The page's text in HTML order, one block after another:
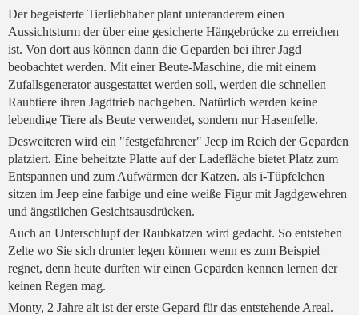
Der begeisterte Tierliebhaber plant unteranderem einen
Aussichtsturm der über eine gesicherte Hängebrücke zu erreichen
ist. Von dort aus können dann die Geparden bei ihrer Jagd
beobachtet werden. Mit einer Beute-Maschine, die mit einem
Zufallsgenerator ausgestattet werden soll, werden die schnellen
Raubtiere ihren Jagdtrieb nachgehen. Natürlich werden keine
lebendige Tiere als Beute verwendet, sondern nur Hasenfelle.
Desweiteren wird ein "festgefahrener" Jeep im Reich der Geparden
platziert. Eine beheitzte Platte auf der Ladefläche bietet Platz zum
Entspannen und zum Aufwärmen der Katzen. als i-Tüpfelchen
sitzen im Jeep eine farbige und eine weiße Figur mit Jagdgewehren
und ängstlichen Gesichtsausdrücken.
Auch an Unterschlupf der Raubkatzen wird gedacht. So entstehen
Zelte wo Sie sich drunter legen können wenn es zum Beispiel
regnet, denn heute durften wir einen Geparden kennen lernen der
keinen Regen mag.
Monty, 2 Jahre alt ist der erste Gepard für das entstehende Areal.